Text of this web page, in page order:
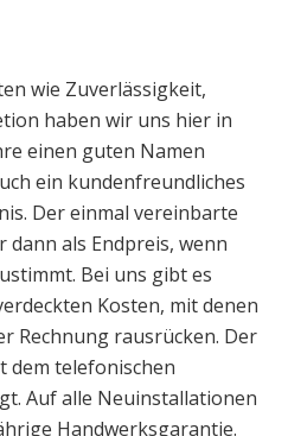
wie Zuverlässigkeit,
haben wir uns hier in
einen guten Namen
ein kundenfreundliches
Der einmal vereinbarte
dann als Endpreis, wenn
Bei uns gibt es
Kosten, mit denen
Rechnung rausrücken. Der
dem telefonischen
Auf alle Neuinstallationen
Handwerksgarantie.